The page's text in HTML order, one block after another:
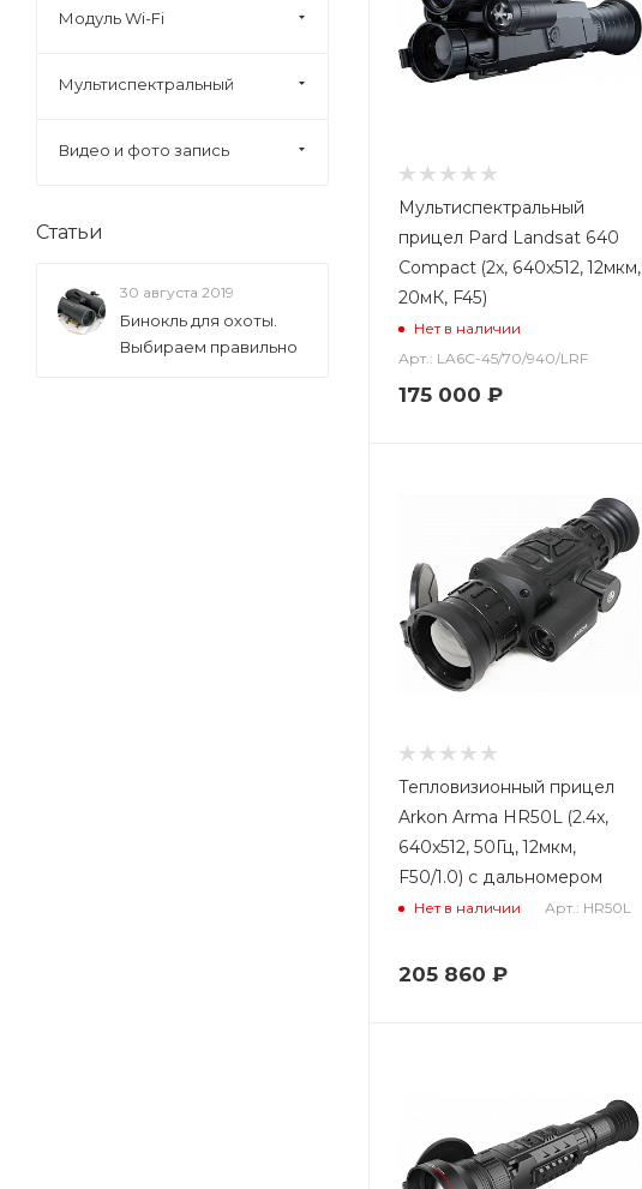
Мультиспектральный
прицел Pard Landsat 640
Compact (2x, 640x512, 12мкм,
20мК, F45)
Нет в наличии
Арт.: LA6C-45/70/940/LRF
175 000 ₽
Тепловизионный прицел
Arkon Arma HR50L (2.4x,
640x512, 50Гц, 12мкм,
F50/1.0) с дальномером
Нет в наличии Арт.: HR50L
205 860 ₽
60 мм F/1.0
100 мм F/1.1
Модуль Wi-Fi
Мультиспектральный
Видео и фото запись
Статьи
30 августа 2019
Бинокль для охоты.
Выбираем правильно